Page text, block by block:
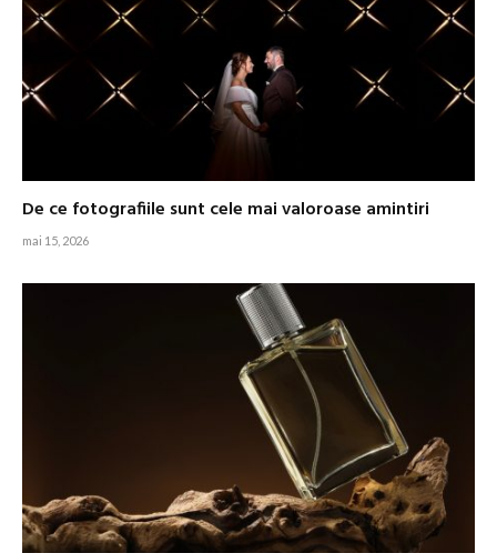
De ce fotografiile sunt cele mai valoroase amintiri
mai 15, 2026